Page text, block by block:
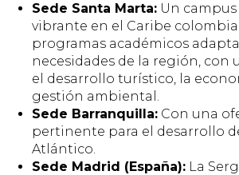
Sede Santa Marta: Un
vibrante en el Caribe
programas académicos
necesidades de la región, con
el desarrollo turístico, la
gestión ambiental.
Sede Barranquilla: Con una
pertinente para el desarrollo
Atlántico.
Sede Madrid (España): La